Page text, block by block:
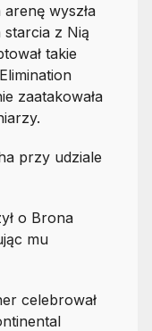
wyszła
starcia z Nią
takie
zaatakowała
przy udziale
o Brona
mu
celebrował